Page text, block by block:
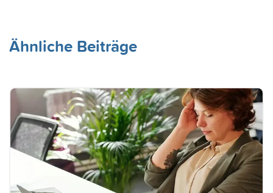
Ähnliche Beiträge